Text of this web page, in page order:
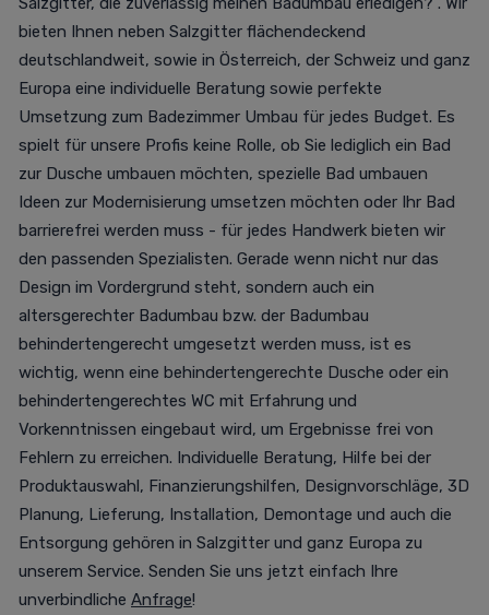
bieten Ihnen neben Salzgitter flächendeckend
deutschlandweit, sowie in Österreich, der Schweiz und ganz
Europa eine individuelle Beratung sowie perfekte
Umsetzung zum Badezimmer Umbau für jedes Budget. Es
spielt für unsere Profis keine Rolle, ob Sie lediglich ein Bad
zur Dusche umbauen möchten, spezielle Bad umbauen
Ideen zur Modernisierung umsetzen möchten oder Ihr Bad
barrierefrei werden muss - für jedes Handwerk bieten wir
den passenden Spezialisten. Gerade wenn nicht nur das
Design im Vordergrund steht, sondern auch ein
altersgerechter Badumbau bzw. der Badumbau
behindertengerecht umgesetzt werden muss, ist es
wichtig, wenn eine behindertengerechte Dusche oder ein
behindertengerechtes WC mit Erfahrung und
Vorkenntnissen eingebaut wird, um Ergebnisse frei von
Fehlern zu erreichen. Individuelle Beratung, Hilfe bei der
Produktauswahl, Finanzierungshilfen, Designvorschläge, 3D
Planung, Lieferung, Installation, Demontage und auch die
Entsorgung gehören in Salzgitter und ganz Europa zu
unserem Service. Senden Sie uns jetzt einfach Ihre
unverbindliche Anfrage!